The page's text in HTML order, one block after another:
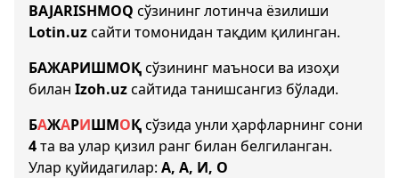
BAJARISHMOQ сўзининг лотинча ёзилиши
Lotin.uzсайти томонидан тақдим қилинган.
БАЖАРИШМОҚсўзининг маъноси ва изоҳи
билан Izoh.uzсайтида танишсангиз бўлади.
БАЖАРИШМОҚсўзида унли ҳарфларнинг сони
4та ва улар қизил ранг билан белгиланган.
Улар қуйидагилар: А, А, И, О